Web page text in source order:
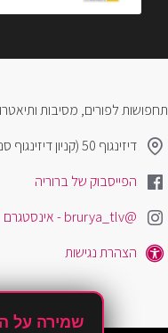
תחפושות לפורים, מסיבות
דיזינגוף 50 (קניון דיזינגוף סנטר), תל אביב
הפייסבוק של ברוריה
@brurya_tlv - אינסטגרם
הצהרת נגישות
שמירה על